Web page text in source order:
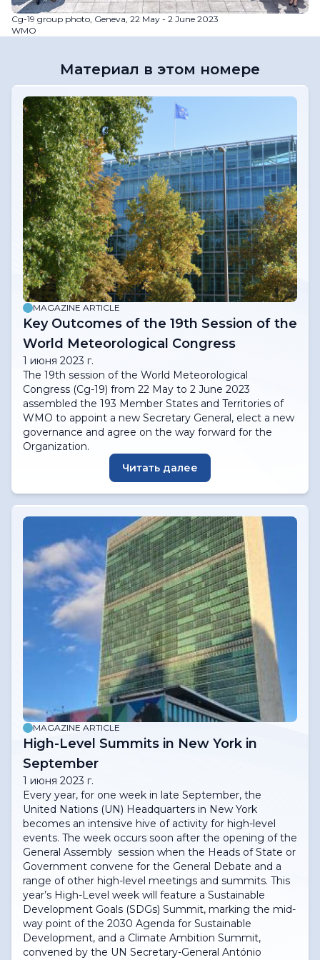
Cg-19 group photo, Geneva, 22 May - 2 June 2023
WMO
Материал в этом номере
MAGAZINE ARTICLE
Key Outcomes of the 19th Session of the
World Meteorological Congress
1 июня 2023 г.
The 19th session of the World Meteorological
Congress (Cg-19) from 22 May to 2 June 2023
assembled the 193 Member States and Territories of
WMO to appoint a new Secretary General, elect a new
governance and agree on the way forward for the
Organization.
Читать далее
MAGAZINE ARTICLE
High-Level Summits in New York in
September
1 июня 2023 г.
Every year, for one week in late September, the
United Nations (UN) Headquarters in New York
becomes an intensive hive of activity for high-level
events. The week occurs soon after the opening of the
General Assembly session when the Heads of State or
Government convene for the General Debate and a
range of other high-level meetings and summits. This
year’s High-Level week will feature a Sustainable
Development Goals (SDGs) Summit, marking the mid-
way point of the 2030 Agenda for Sustainable
Development, and a Climate Ambition Summit,
convened by the UN Secretary-General António